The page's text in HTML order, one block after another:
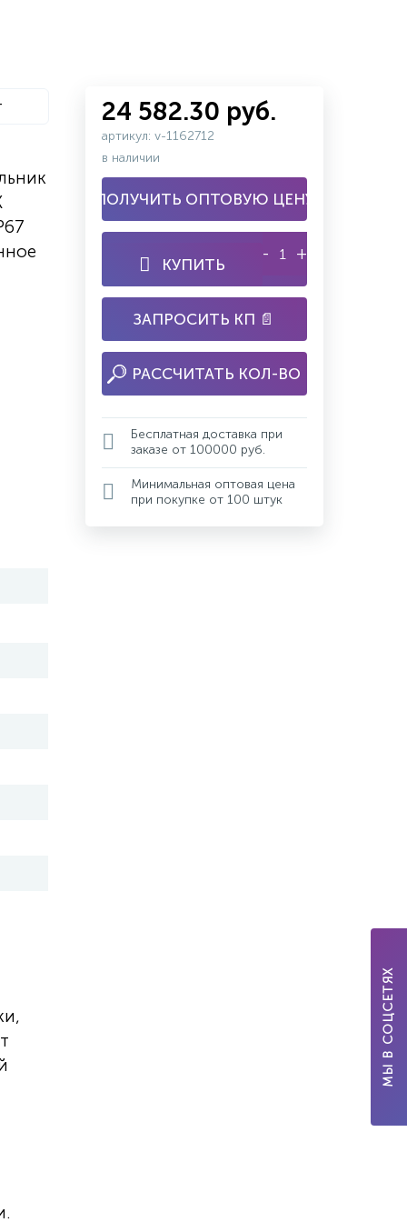
24 582.30 руб.
артикул: v-1162712
в наличии
ПОЛУЧИТЬ ОПТОВУЮ ЦЕНУ
КУПИТЬ
- +
ЗАПРОСИТЬ КП 📄
РАССЧИТАТЬ КОЛ-ВО
Бесплатная доставка при
заказе от 100000 руб.
Минимальная оптовая цена
при покупке от 100 штук
МЫ В СОЦСЕТЯХ